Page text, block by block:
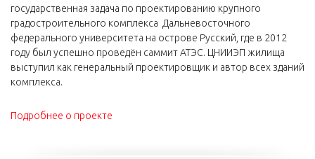
государственная задача по проектированию крупного
градостроительного комплекса Дальневосточного
федерального университета на острове Русский, где в 2012
году был успешно проведён саммит АТЭС. ЦНИИЭП жилища
выступил как генеральный проектировщик и автор всех зданий
комплекса.
Подробнее о проекте